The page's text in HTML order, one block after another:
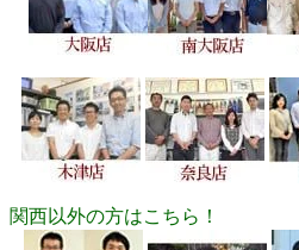
関西以外の方はこちら！